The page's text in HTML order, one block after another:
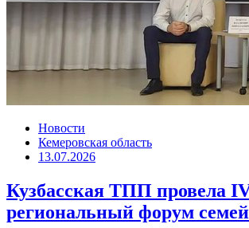
Новости
Кемеровская область
13.07.2026
Кузбасская ТПП провела
региональный форум